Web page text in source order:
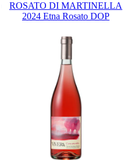
ROSATO DI MARTINELLA
2024 Etna Rosato DOP